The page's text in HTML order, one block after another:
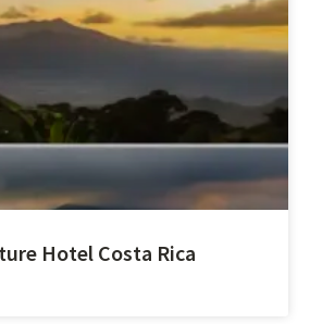
Hotel Costa Rica